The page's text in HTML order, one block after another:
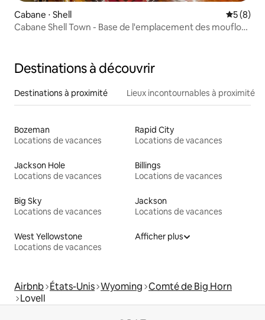
Cabane ⋅ Shell
5 (8)
Cabane Shell Town - Base de l'emplacement des mouflons
Destinations à découvrir
Destinations à proximité Lieux incontournables à proximité
Bozeman
Locations de vacances
Rapid City
Locations de vacances
Jackson Hole
Locations de vacances
Billings
Locations de vacances
Big Sky
Locations de vacances
Jackson
Locations de vacances
West Yellowstone
Locations de vacances
Afficher plus
Airbnb États-Unis Wyoming Comté de Big Horn
Lovell